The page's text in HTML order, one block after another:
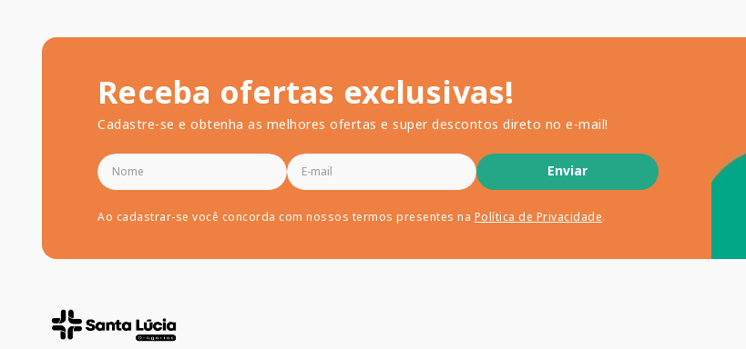
Receba ofertas exclusivas!
Cadastre-se e obtenha as melhores ofertas e super descontos direto no e-mail!
Enviar
Ao cadastrar-se você concorda com nossos termos presentes na Política de Privacidade.